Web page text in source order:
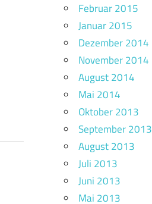
Februar 2015
Januar 2015
Dezember 2014
November 2014
August 2014
Mai 2014
Oktober 2013
September 2013
August 2013
Juli 2013
Juni 2013
Mai 2013